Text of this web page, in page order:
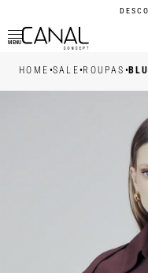
MENU
HOME •SALE•ROUPAS •